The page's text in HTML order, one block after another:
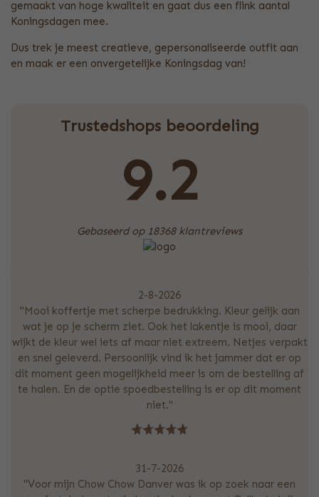
gemaakt van hoge kwaliteit en gaat dus een flink aantal
Koningsdagen mee.
Dus trek je meest creatieve, gepersonaliseerde outfit aan
en maak er een onvergetelijke Koningsdag van!
Trustedshops beoordeling
9.2
Gebaseerd op 18368 klantreviews
2-8-2026
"Mooi koffertje met scherpe bedrukking. Kleur gelijk aan
wat je op je scherm ziet. Ook het lakentje is mooi, daar
wijkt de kleur wel iets af maar niet extreem. Netjes verpakt
en snel geleverd. Persoonlijk vind ik het jammer dat er op
dit moment geen mogelijkheid meer is om de bestelling af
te halen. En de optie spoedbestelling is er op dit moment
niet."
31-7-2026
"Voor mijn Chow Chow Danver was ik op zoek naar een